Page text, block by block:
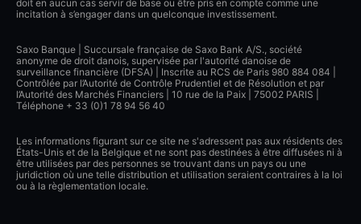
doit en aucun cas servir de base ou être pris en compte comme une
incitation à s’engager dans un quelconque investissement.
Saxo Banque | Succursale française de Saxo Bank A/S., société
anonyme de droit danois, supervisée par l'autorité danoise de
surveillance financière (DFSA) | Inscrite au RCS de Paris 980 884 084 |
Contrôlée par l’Autorité de Contrôle Prudentiel et de Résolution et par
l’Autorité des Marchés Financiers | 10 rue de la Paix | 75002 PARIS |
Téléphone + 33 (0)1 78 94 56 40
Les informations figurant sur ce site ne s'adressent pas aux résidents des
États-Unis et de la Belgique et ne sont pas destinées à être diffusées ni à
être utilisées par des personnes se trouvant dans un pays ou une
juridiction où une telle distribution et utilisation seraient contraires à la loi
ou à la règlementation locale.